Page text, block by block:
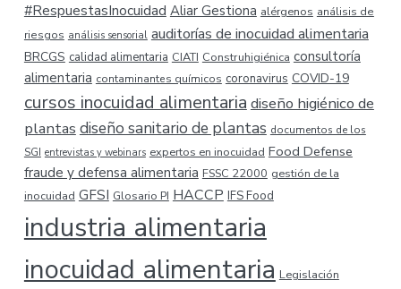
#RespuestasInocuidad Aliar Gestiona alérgenos análisis de
riesgos análisis sensorial auditorías de inocuidad alimentaria
BRCGS calidad alimentaria CIATI Construhigiénica consultoría
alimentaria contaminantes químicos coronavirus COVID-19
cursos inocuidad alimentaria diseño higiénico de
plantas diseño sanitario de plantas documentos de los
SGI entrevistas y webinars expertos en inocuidad Food Defense
fraude y defensa alimentaria FSSC 22000 gestión de la
inocuidad GFSI Glosario PI HACCP IFS Food
industria alimentaria
inocuidad alimentaria Legislación